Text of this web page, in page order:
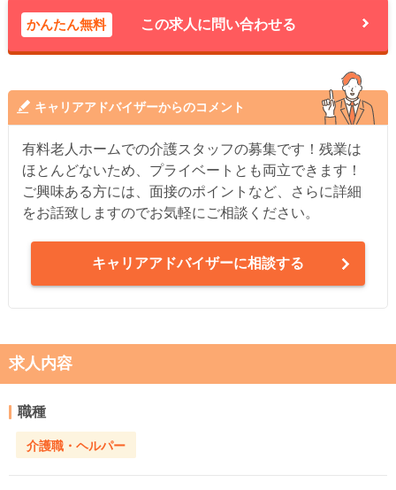
かんたん無料 この求人に問い合わせる
キャリアアドバイザーからのコメント
有料老人ホームでの介護スタッフの募集です！残業は
ほとんどないため、プライベートとも両立できます！
ご興味ある方には、面接のポイントなど、さらに詳細
をお話致しますのでお気軽にご相談ください。
キャリアアドバイザーに相談する
求人内容
職種
介護職・ヘルパー